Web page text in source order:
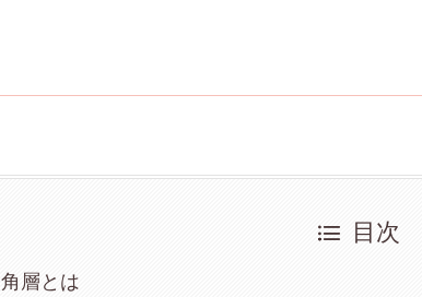
目次
角層とは